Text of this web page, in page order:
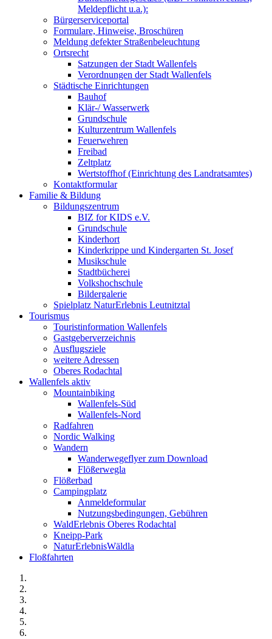
Meldepflicht u.a.):
Bürgerserviceportal
Formulare, Hinweise, Broschüren
Meldung defekter Straßenbeleuchtung
Ortsrecht
Satzungen der Stadt Wallenfels
Verordnungen der Stadt Wallenfels
Städtische Einrichtungen
Bauhof
Klär-/ Wasserwerk
Grundschule
Kulturzentrum Wallenfels
Feuerwehren
Freibad
Zeltplatz
Wertstoffhof (Einrichtung des Landratsamtes)
Kontaktformular
Familie & Bildung
Bildungszentrum
BIZ for KIDS e.V.
Grundschule
Kinderhort
Kinderkrippe und Kindergarten St. Josef
Musikschule
Stadtbücherei
Volkshochschule
Bildergalerie
Spielplatz NaturErlebnis Leutnitztal
Tourismus
Touristinformation Wallenfels
Gastgeberverzeichnis
Ausflugsziele
weitere Adressen
Oberes Rodachtal
Wallenfels aktiv
Mountainbiking
Wallenfels-Süd
Wallenfels-Nord
Radfahren
Nordic Walking
Wandern
Wanderwegeflyer zum Download
Flößerwegla
Flößerbad
Campingplatz
Anmeldeformular
Nutzungsbedingungen, Gebühren
WaldErlebnis Oberes Rodachtal
Kneipp-Park
NaturErlebnisWäldla
Floßfahrten